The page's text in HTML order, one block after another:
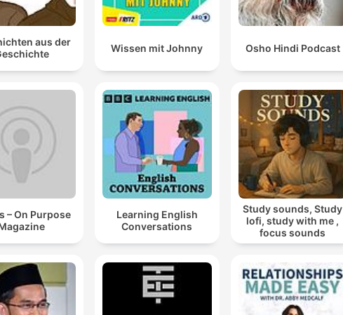
aus der
Wissen mit Johnny Osho Hindi Podcast
– On Purpose
Learning English
Conversations
Study sounds, Study
lofi, study with me ,
focus sounds